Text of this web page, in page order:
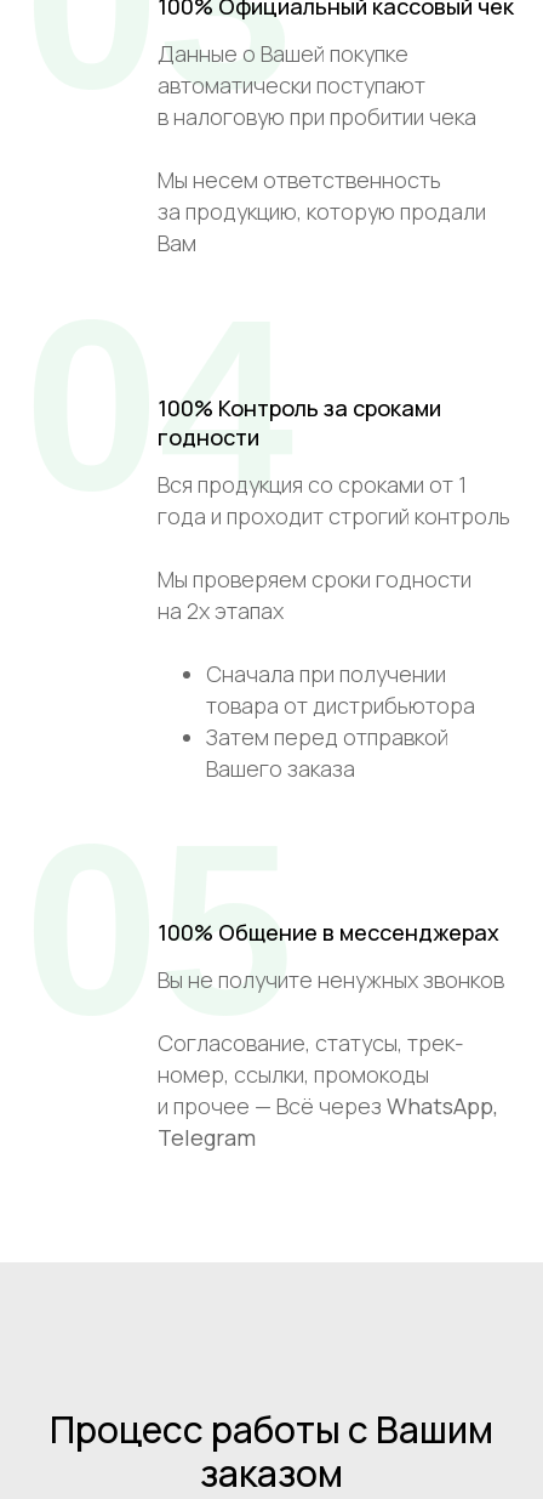
Данные о Вашей покупке
автоматически поступают
в налоговую при пробитии чека
Мы несем ответственность
за продукцию, которую продали
Вам
100% Контроль за сроками
годности
Вся продукция со сроками от 1
года и проходит строгий контроль
Мы проверяем сроки годности
на 2х этапах
Сначала при получении
товара от дистрибьютора
Затем перед отправкой
Вашего заказа
04
100% Общение в мессенджерах
Вы не получите ненужных звонков
Согласование, статусы, трек-
номер, ссылки, промокоды
и прочее — Всё через WhatsApp,
Telegram
05
Процесс работы с Вашим
заказом